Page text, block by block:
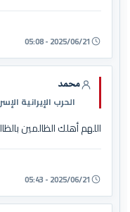
2025/06/21 - 05:08
محمد
الحرب الإيرانية
اللهم أهلك الظالمين
2025/06/21 - 05:43